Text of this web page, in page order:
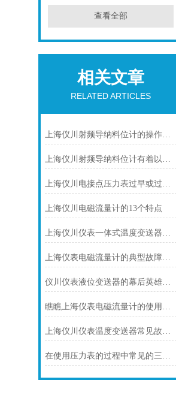
查看全部
相关文章
RELATED ARTICLES
上海仪川射频导纳料位计的操作小技巧
上海仪川射频导纳料位计有着以下几大技术特点
上海仪川电接点压力表过早或过晚发生信号
上海仪川电磁流量计的13个特点
上海仪川仪表一体式温度变送器的特点
上海仪表电磁流量计的典型故障诊断及处理方法
仪川仪表液位变送器的幕后英雄：关键组成部分大曝光！
瞧瞧上海仪表电磁流量计的使用注意事项
上海仪川仪表温度变送器常见故障及解决方法
在使用压力表的过程中常见的三个问题及解决方法